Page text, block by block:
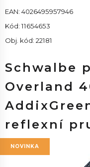
EAN: 4026495957946
Kód: 11654653
Obj. kód: 22181
Schwalbe
Overland
reflexní
NOVINKA